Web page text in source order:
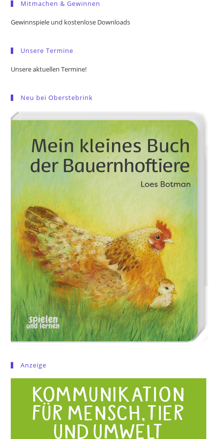
Mitmachen & Gewinnen
Gewinnspiele und kostenlose Downloads
Unsere Termine
Unsere aktuellen Termine!
Neu bei Oberstebrink
Anzeige